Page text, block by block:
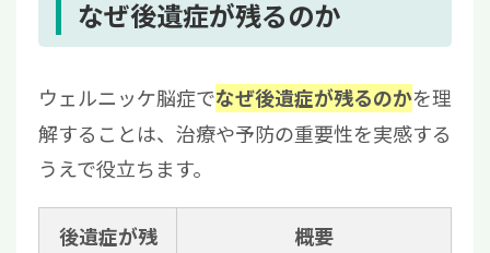
なぜ後遺症が残るのか
ウェルニッケ脳症でなぜ後遺症が残るのかを理
解することは、治療や予防の重要性を実感する
うえで役立ちます。
後遺症が残
概要